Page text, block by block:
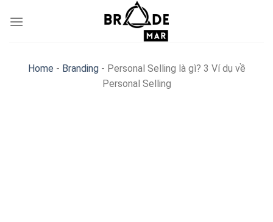
Home - Branding- Personal Selling là gì? 3 Ví dụ về
Personal Selling